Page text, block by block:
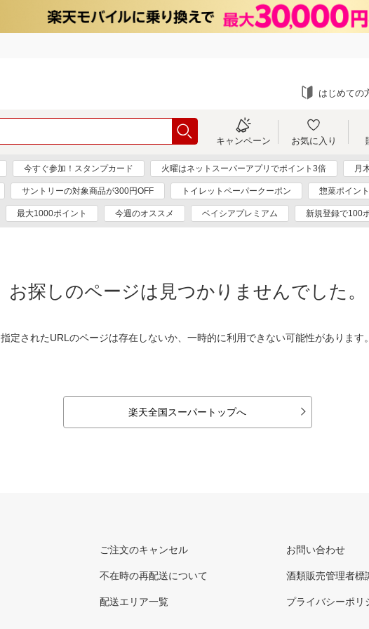
はじめての
キャンペーン お気に入り
今すぐ参加！スタンプカード 火曜はネットスーパーアプリでポイント3倍 月
サントリーの対象商品が300円OFF トイレットペーパークーポン 惣菜ポイン
最大1000ポイント 今週のオススメ ベイシアプレミアム 新規登録で100
お探しのページは見つかりませんでした。
指定されたURLのページは存在しないか、一時的に利用できない可能性があります。
楽天全国スーパートップへ
ご注文のキャンセル
不在時の再配送について
配送エリア一覧
お問い合わせ
酒類販売管理者標
プライバシーポリ